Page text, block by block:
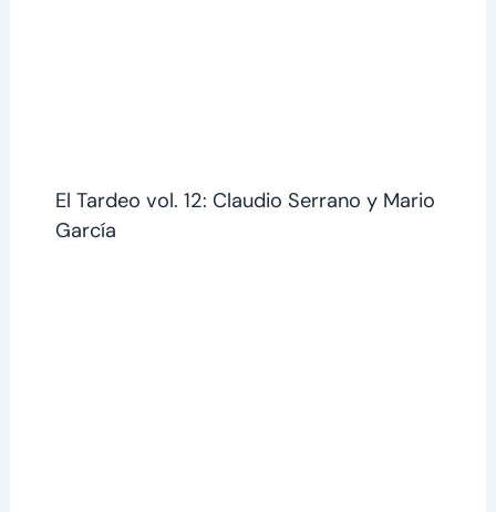
El Tardeo vol. 12: Claudio Serrano y Mario
García